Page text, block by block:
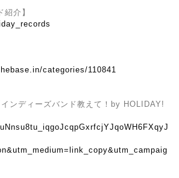
紹介】
categories/110841
インディーズバンド教えて！by HOLIDAY!